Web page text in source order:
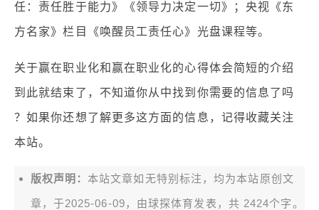
任：责任胜于能力》《领导力决定一切》；央视《东
方名家》栏目《唤醒员工责任心》光盘课程等。
关于赢在职业化和赢在职业化的心得体会简短的介绍
到此就结束了，不知道你从中找到你需要的信息了吗
？如果你还想了解更多这方面的信息，记得收藏关注
本站。
版权声明： 本站文章如无特别标注，均为本站原创文
章，于2025-06-09，由球探体育 发表，共 2424个字。